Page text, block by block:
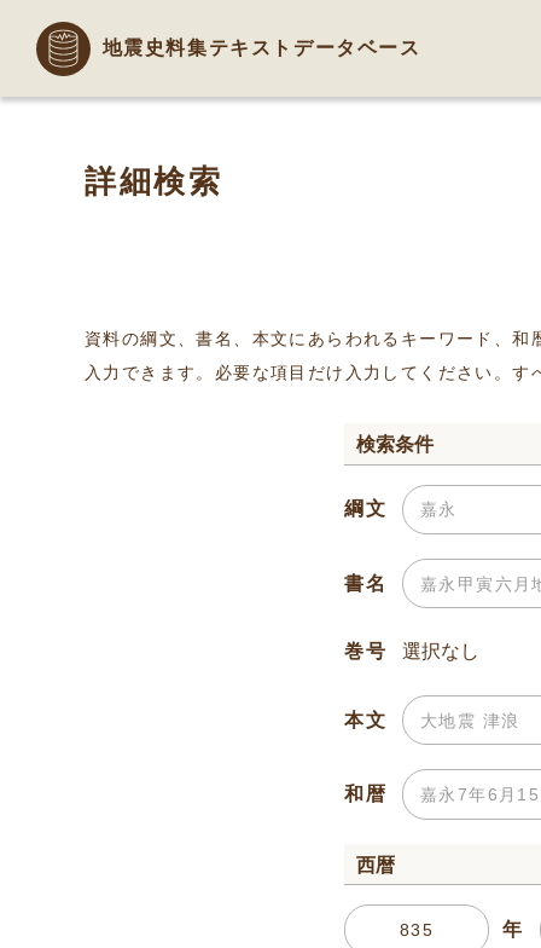
地震史料集テキストデータベース
詳細検索
資料の綱文、書名、本文にあらわれるキーワード、
入力できます。必要な項目だけ入力してください。
検索条件
綱文
書名
巻号
本文
和暦
西暦
年